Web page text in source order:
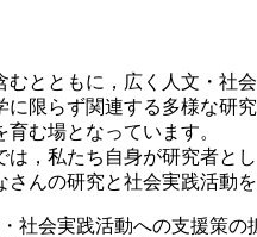
とともに，広く人文・社
限らず関連する多様な研
む場となっています。
，私たち自身が研究者と
んの研究と社会実践活動
会実践活動への支援策の